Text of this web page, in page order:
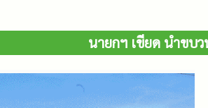
นายกฯ เขียด นำขบ